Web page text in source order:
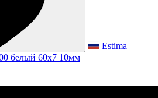
Estima
белый 60x7 10мм